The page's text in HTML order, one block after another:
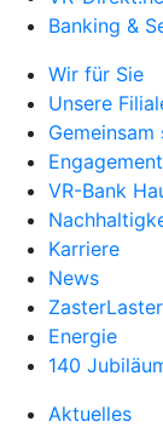
Banking &
Wir für Sie
Unsere
Engagement
VR-Bank
Karriere
News
ZasterLaster
Energie
140
Aktuelles